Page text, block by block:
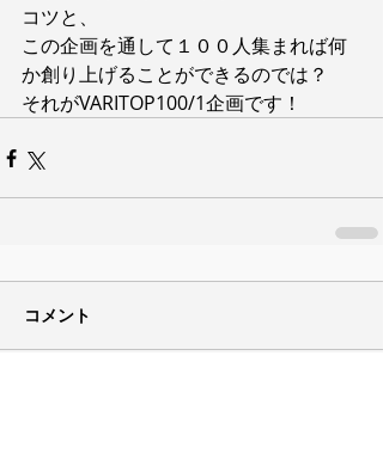
コツと、
この企画を通して１００人集まれば何
か創り上げることができるのでは？
それがVARITOP100/1企画です！
コメント